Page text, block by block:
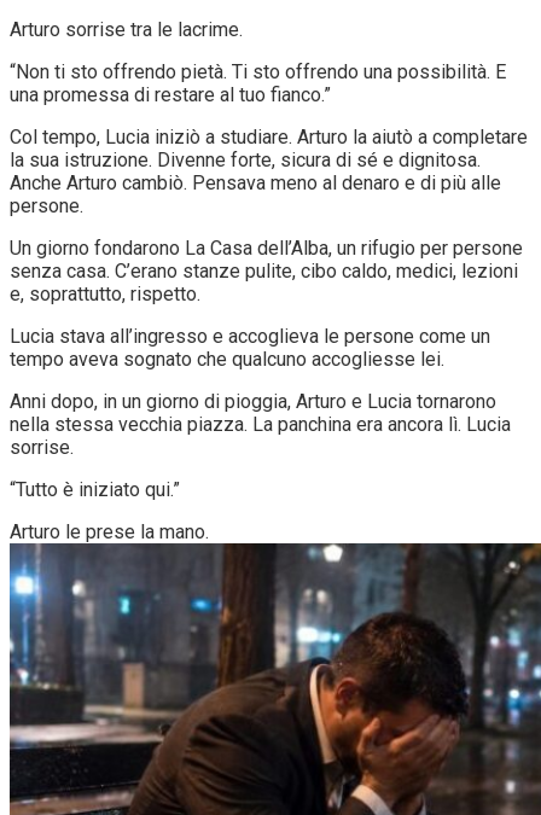
Arturo sorrise tra le lacrime.
“Non ti sto offrendo pietà. Ti sto offrendo una possibilità. E
una promessa di restare al tuo fianco.”
Col tempo, Lucia iniziò a studiare. Arturo la aiutò a completare
la sua istruzione. Divenne forte, sicura di sé e dignitosa.
Anche Arturo cambiò. Pensava meno al denaro e di più alle
persone.
Un giorno fondarono La Casa dell’Alba, un rifugio per persone
senza casa. C’erano stanze pulite, cibo caldo, medici, lezioni
e, soprattutto, rispetto.
Lucia stava all’ingresso e accoglieva le persone come un
tempo aveva sognato che qualcuno accogliesse lei.
Anni dopo, in un giorno di pioggia, Arturo e Lucia tornarono
nella stessa vecchia piazza. La panchina era ancora lì. Lucia
sorrise.
“Tutto è iniziato qui.”
Arturo le prese la mano.